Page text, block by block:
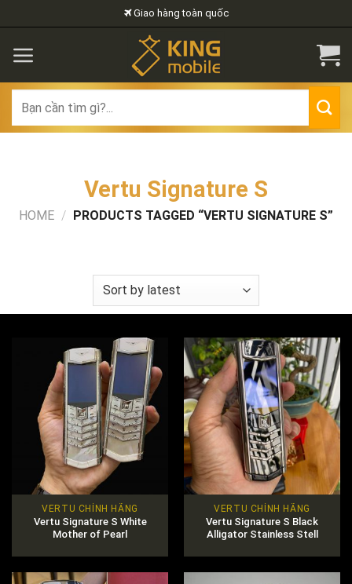
to
content
Giao hàng toàn quốc
for:
Vertu Signature S
HOME / PRODUCTS TAGGED “VERTU SIGNATURE S”
VERTU CHÍNH HÃNG
Vertu Signature S White
Mother of Pearl
VERTU CHÍNH HÃNG
Vertu Signature S Black
Alligator Stainless Stell